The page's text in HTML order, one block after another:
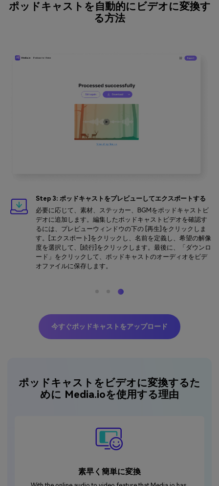
ポッドキャストを自動的にビデオに変換す
る方法
Step 3: ポッドキャストをプレビューしてエクスポートする
必要に応じて、素材、ステッカー、BGMをポッドキャストビ
デオに追加します。編集したポッドキャストビデオを確認す
るには、プレビューウィンドウの下の [再生]をクリックしま
す。[エクスポート]をクリックし、名前を定義し、希望の解像
度を選択して、[続行]をクリックします。最後に、「ダウンロ
ード」をクリックして、ポッドキャストのオーディオをビデ
オファイルに保存します。
今すぐポッドキャストをアップロード
ポッドキャストをビデオに変換するた
めに Media.ioを使用する理由
素早く簡単に変換